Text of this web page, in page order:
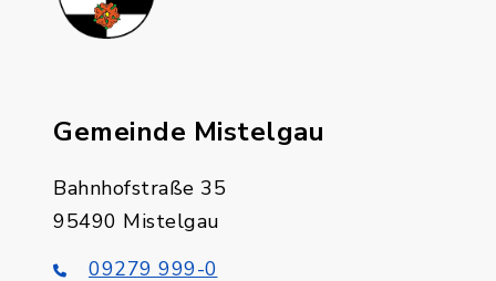
Gemeinde Mistelgau
Bahnhofstraße 35
95490 Mistelgau
09279 999-0